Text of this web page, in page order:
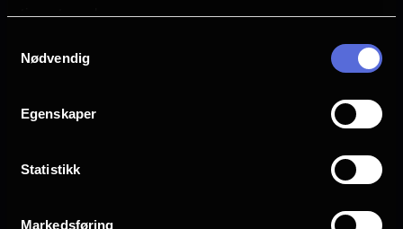
tjenestene deres.
Nødvendig
Egenskaper
Statistikk
Markedsføring